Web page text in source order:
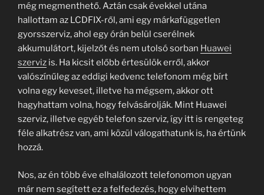
még megmenthető. Aztán csak évekkel utána
hallottam az LCDFIX-ről, ami egy márkafüggetlen
gyorsszerviz, ahol egy órán belül cserélnek
akkumulátort, kijelzőt és nem utolsó sorban Huawei
szerviz is. Ha kicsit előbb értesülök erről, akkor
valószínűleg az eddigi kedvenc telefonom még bírt
volna egy keveset, illetve ha mégsem, akkor ott
hagyhattam volna, hogy felvásárolják. Mint Huawei
szerviz, illetve egyéb telefon szerviz, így itt is rengeteg
féle alkatrész van, ami közül válogathatunk is, ha értünk
hozzá.
Nos, az én több éve elhalálozott telefonomon ugyan
már nem segített ez a felfedezés, hogy elvihettem